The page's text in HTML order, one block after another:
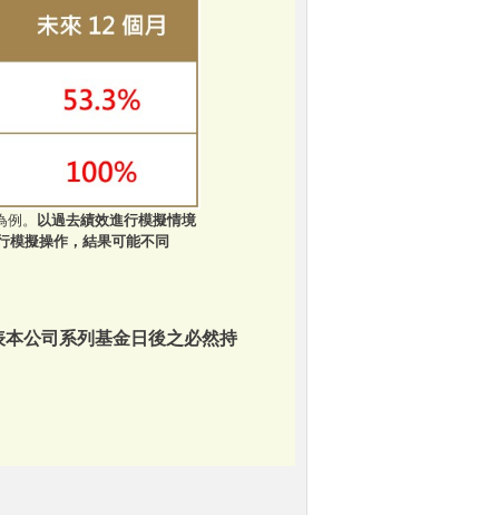
。
以過去績效進行模擬情境
模擬操作，結果可能不同
公司系列基金日後之必然持